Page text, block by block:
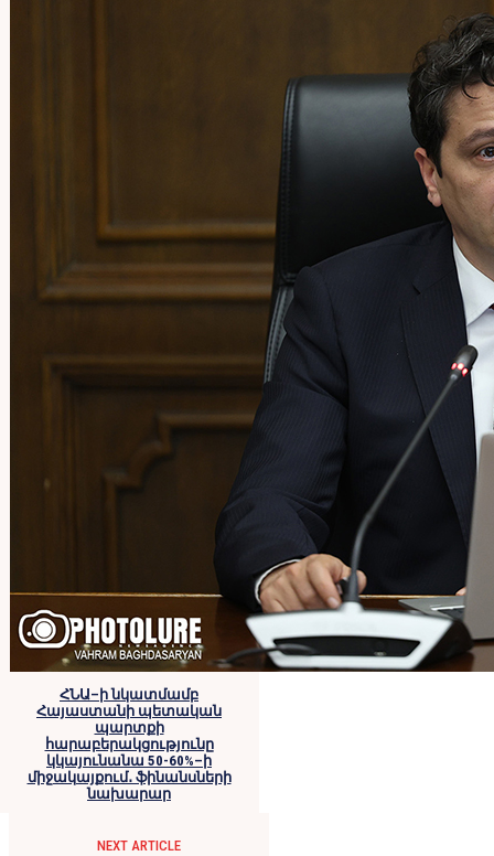
ՀՆԱ–ի նկատմամբ
Հայաստանի պետական
պարտքի
հարաբերակցությունը
կկայունանա 50-60%–ի
միջակայքում․ ֆինանսների
նախարար
NEXT ARTICLE